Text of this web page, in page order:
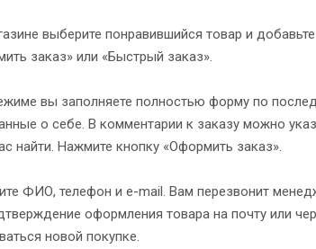
выберите понравившийся товар и
заказ» или «Быстрый заказ».
вы заполняете полностью форму по
о себе. В комментарии к заказу можно
найти. Нажмите кнопку «Оформить заказ».
ФИО, телефон и e-mail. Вам перезвонит
оформления товара на почту или
новой покупке.